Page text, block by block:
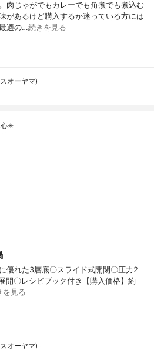
肉じゃがでもカレーでも角煮でも煮込む
があるけど購入するか迷っている方には
適の…続きを見る
オーヤマ)
心✳
優れた3層底〇スライド式開閉〇圧力2
開〇レシピブック付き【購入価格】約
を見る
オーヤマ)